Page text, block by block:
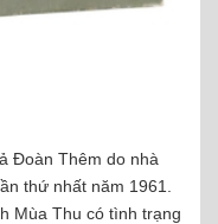
Đoàn Thêm do nhà
thứ nhất năm 1961.
Mùa Thu có tình trạng